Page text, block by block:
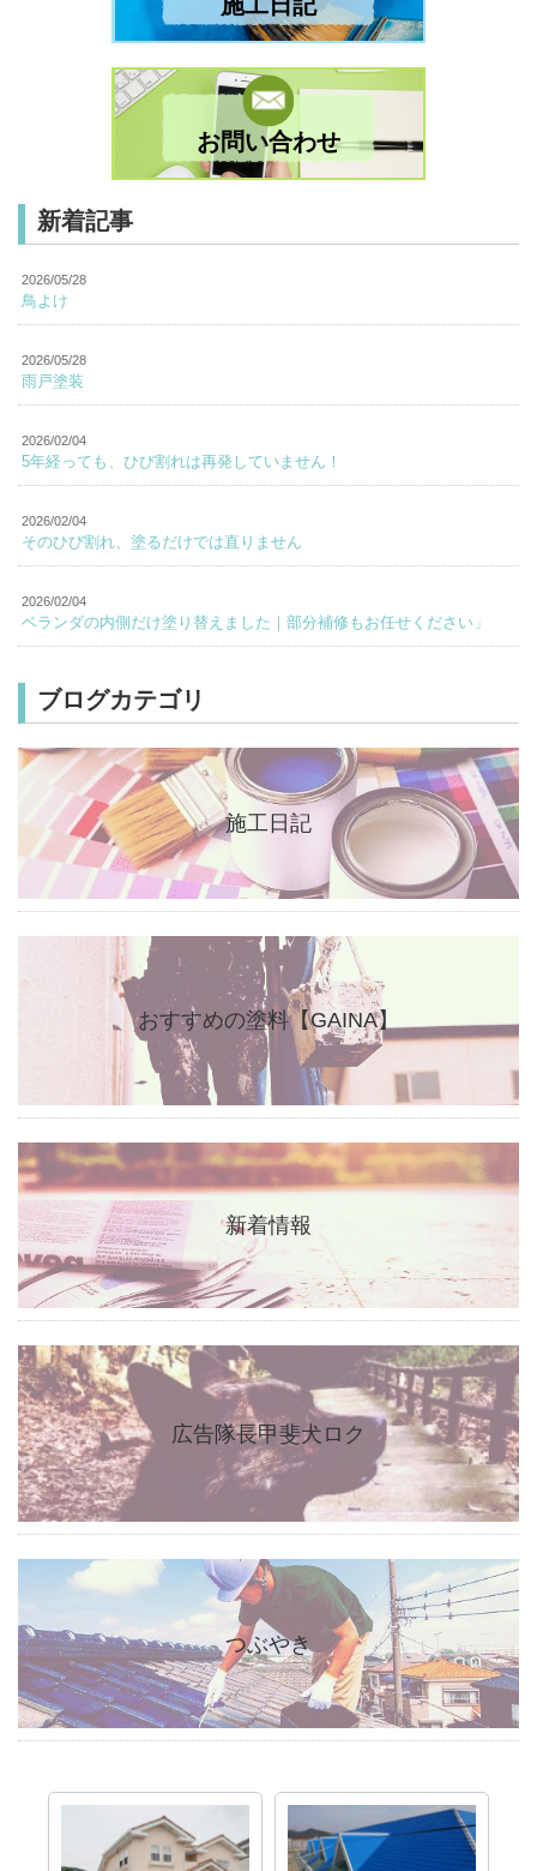
お問い合わせ
新着記事
2026/05/28
鳥よけ
2026/05/28
雨戸塗装
2026/02/04
5年経っても、ひび割れは再発していません！
2026/02/04
そのひび割れ、塗るだけでは直りません
2026/02/04
ベランダの内側だけ塗り替えました｜部分補修もお任せください」
ブログカテゴリ
施工日記
おすすめの塗料【GAINA】
新着情報
広告隊長甲斐犬ロク
つぶやき